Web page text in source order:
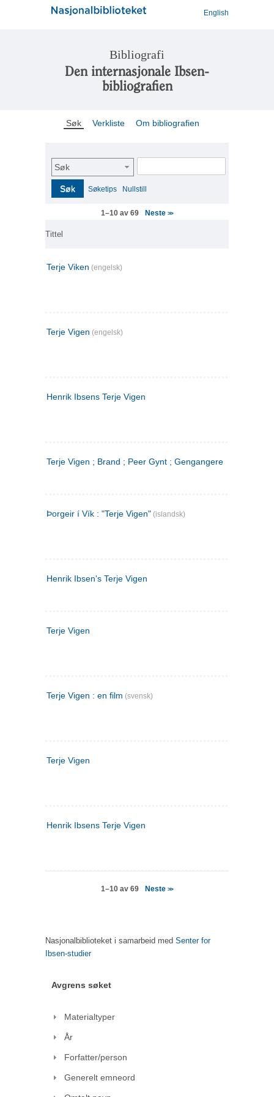
English
Bibliografi
Den internasjonale Ibsen-
bibliografien
Søk Verkliste Om bibliografien
Søk
Søk Søketips Nullstill
1–10 av 69 Neste>>
Tittel
Terje Viken (engelsk)
Terje Vigen (engelsk)
Henrik Ibsens Terje Vigen
Terje Vigen ; Brand ; Peer Gynt ; Gengangere
Þorgeir í Vík : "Terje Vigen" (islandsk)
Henrik Ibsen's Terje Vigen
Terje Vigen
Terje Vigen : en film (svensk)
Terje Vigen
Henrik Ibsens Terje Vigen
1–10 av 69 Neste>>
Nasjonalbiblioteket i samarbeid med Senter for
Ibsen-studier
Avgrens søket
Materialtyper
År
Forfatter/person
Generelt emneord